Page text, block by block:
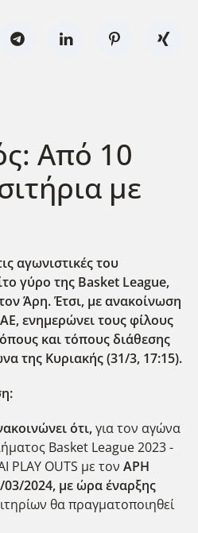
Από 10
με
αγωνιστικές του
γύρο της Basket League,
Άρη. Έτσι, με ανακοίνωση
ενημερώνει τους φίλους
και τόπους διάθεσης
της Κυριακής (31/3, 17:15).
ότι,για τον αγώνα
Basket League 2023 -
PLAY OUTS με τον ΑΡΗ
2024, με ώρα έναρξης
θα πραγματοποιηθεί